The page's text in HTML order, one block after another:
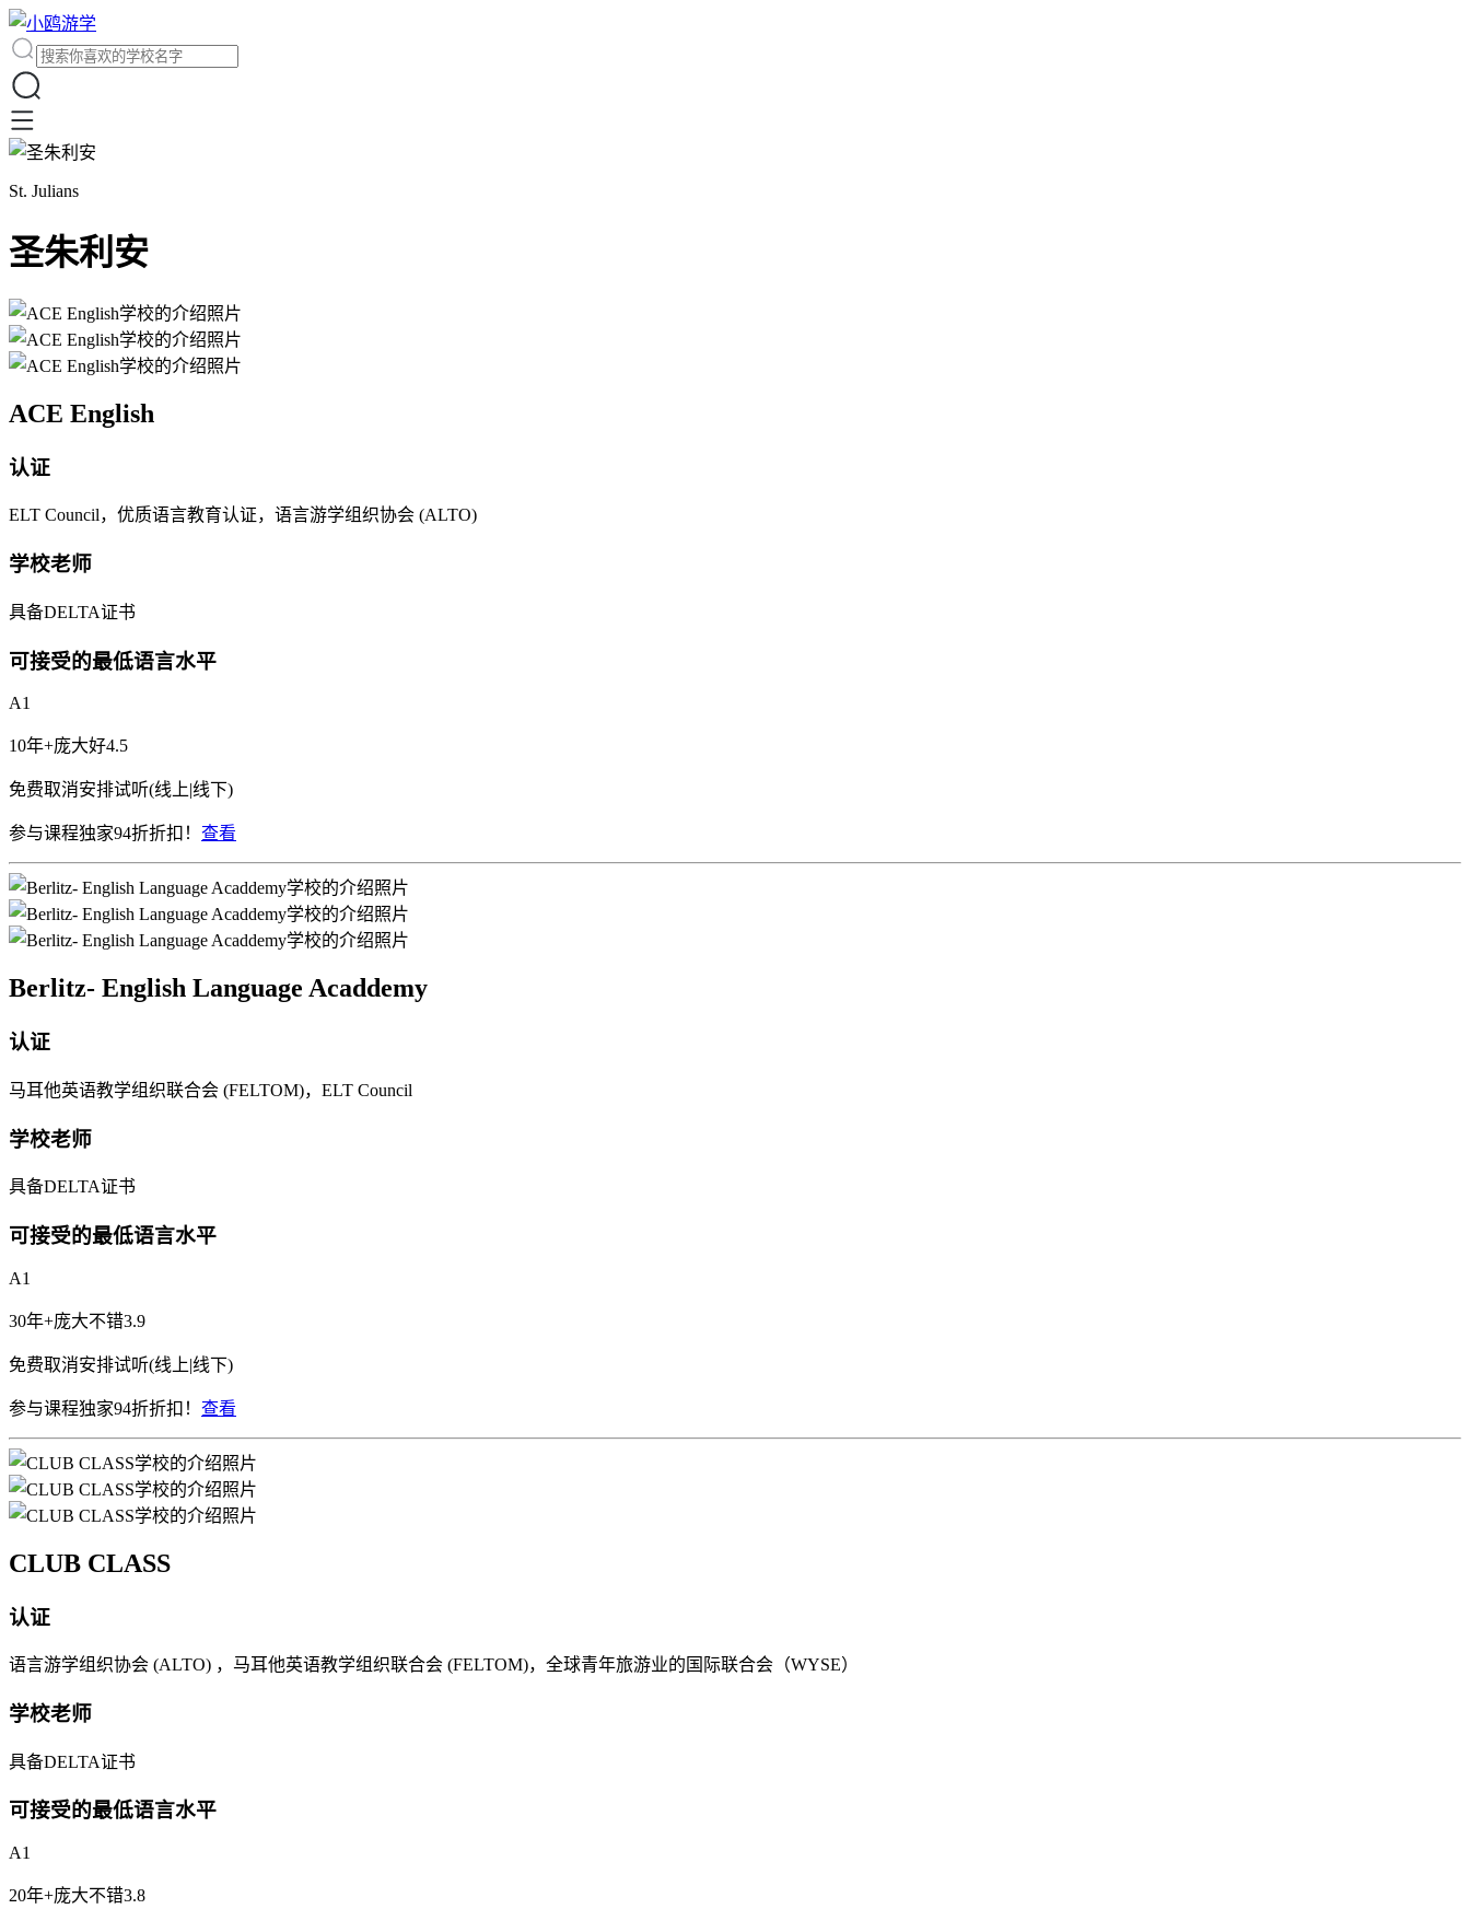
St. Julians
圣朱利安
ACE English
认证
ELT Council，优质语言教育认证，语言游学组织协会 (ALTO)
学校老师
具备DELTA证书
可接受的最低语言水平
A1
10年+庞大好4.5
免费取消安排试听(线上|线下)
参与课程独家94折折扣！ 查看
Berlitz- English Language Acaddemy
认证
马耳他英语教学组织联合会 (FELTOM)，ELT Council
学校老师
具备DELTA证书
可接受的最低语言水平
A1
30年+庞大不错3.9
免费取消安排试听(线上|线下)
参与课程独家94折折扣！ 查看
CLUB CLASS
认证
语言游学组织协会 (ALTO) ，马耳他英语教学组织联合会 (FELTOM)，全球青年旅游业的国际联合会（WYSE）
学校老师
具备DELTA证书
可接受的最低语言水平
A1
20年+庞大不错3.8